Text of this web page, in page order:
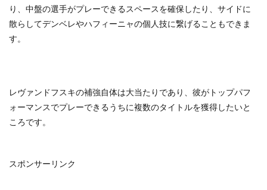
り、中盤の選手がプレーできるスペースを確保したり、サイドに
散らしてデンベレやハフィーニャの個人技に繋げることもできま
す。
レヴァンドフスキの補強自体は大当たりであり、彼がトップパフ
ォーマンスでプレーできるうちに複数のタイトルを獲得したいと
ころです。
スポンサーリンク